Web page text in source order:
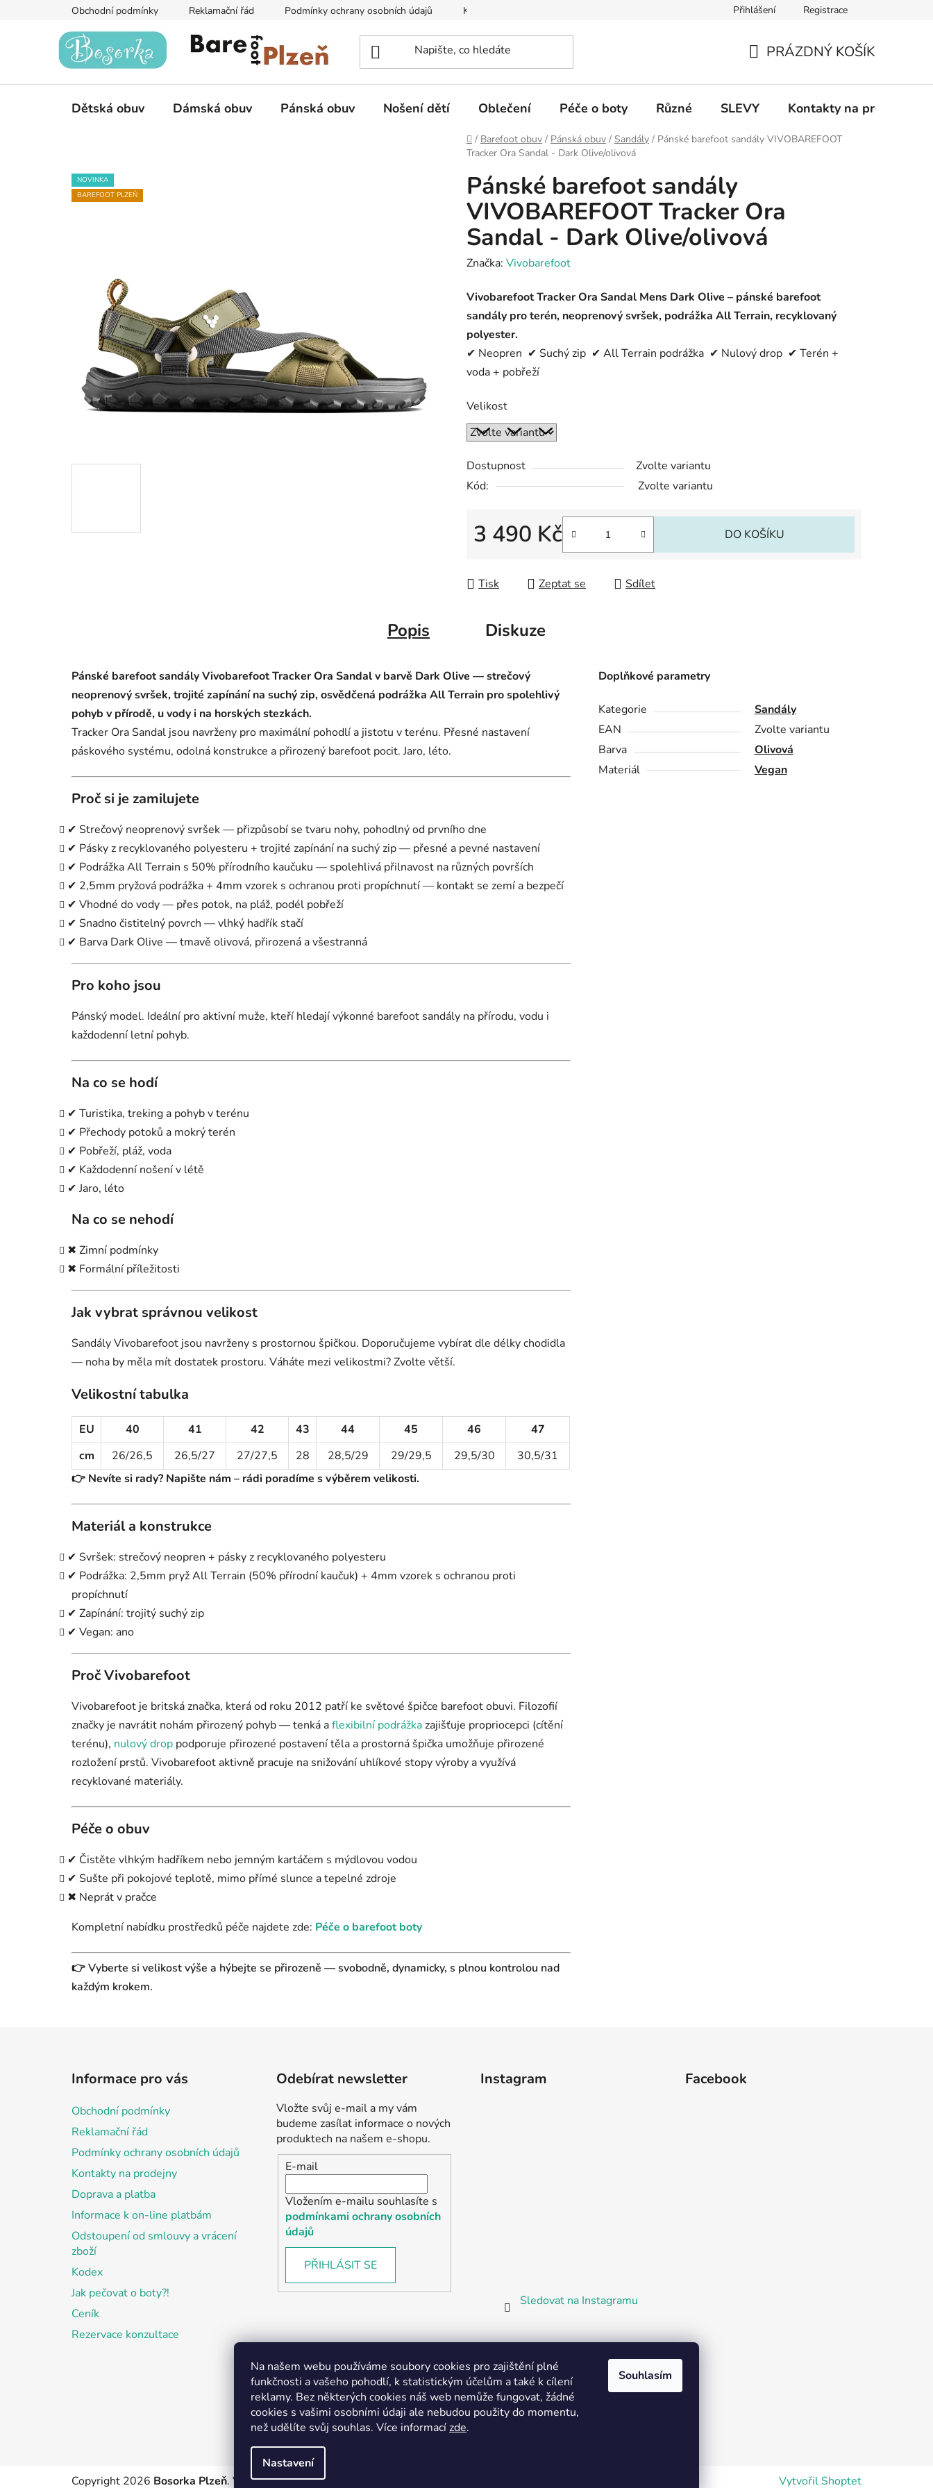
Na našem webu používáme soubory cookies pro zajištění plné
funkčnosti a vašeho pohodlí, k statistickým účelům a také k cílení
reklamy. Bez některých cookies náš web nemůže fungovat, žádné
cookies s vašimi osobními údaji ale nebudou použity do momentu,
než udělíte svůj souhlas. Více informacízde.
Nastavení
Souhlasím
Obchodní podmínky Reklamační řád Podmínky ochrany osobních údajů Kontakty na prodejny Informace k on-line platbám Odstoupení od
Přihlášení Registrace
KOŠÍK
PRÁZDNÝ KOŠÍK
Dětská obuv Dámská obuv Pánská obuv Nošení dětí Oblečení Péče o boty Různé SLEVY Kontakty na prodejny
Domů
/ Barefoot obuv / Pánská obuv / Sandály / Pánské barefoot sandály VIVOBAREFOOT
Tracker Ora Sandal - Dark Olive/olivová
Pánské barefoot sandály
VIVOBAREFOOT Tracker Ora
Sandal - Dark Olive/olivová
Značka: Vivobarefoot
Vivobarefoot Tracker Ora Sandal Mens Dark Olive – pánské barefoot
sandály pro terén, neoprenový svršek, podrážka All Terrain, recyklovaný
polyester.
✔ Neopren ✔ Suchý zip ✔ All Terrain podrážka ✔ Nulový drop ✔ Terén +
voda + pobřeží
Velikost
Dostupnost
Zvolte variantu
Kód:
Zvolte variantu
3 490 Kč DO KOŠÍKU
Tisk Zeptat se Sdílet
NOVINKA
BAREFOOT PLZEŇ
Popis Diskuze
Pánské barefoot sandály Vivobarefoot Tracker Ora Sandal v barvě Dark Olive — strečový
neoprenový svršek, trojité zapínání na suchý zip, osvědčená podrážka All Terrain pro spolehlivý
pohyb v přírodě, u vody i na horských stezkách.
Tracker Ora Sandal jsou navrženy pro maximální pohodlí a jistotu v terénu. Přesné nastavení
páskového systému, odolná konstrukce a přirozený barefoot pocit. Jaro, léto.
Proč si je zamilujete
✔ Strečový neoprenový svršek — přizpůsobí se tvaru nohy, pohodlný od prvního dne
✔ Pásky z recyklovaného polyesteru + trojité zapínání na suchý zip — přesné a pevné nastavení
✔ Podrážka All Terrain s 50% přírodního kaučuku — spolehlivá přilnavost na různých površích
✔ 2,5mm pryžová podrážka + 4mm vzorek s ochranou proti propíchnutí — kontakt se zemí a bezpečí
✔ Vhodné do vody — přes potok, na pláž, podél pobřeží
✔ Snadno čistitelný povrch — vlhký hadřík stačí
✔ Barva Dark Olive — tmavě olivová, přirozená a všestranná
Pro koho jsou
Pánský model. Ideální pro aktivní muže, kteří hledají výkonné barefoot sandály na přírodu, vodu i
každodenní letní pohyb.
Na co se hodí
✔ Turistika, treking a pohyb v terénu
✔ Přechody potoků a mokrý terén
✔ Pobřeží, pláž, voda
✔ Každodenní nošení v létě
✔ Jaro, léto
Na co se nehodí
✖ Zimní podmínky
✖ Formální příležitosti
Jak vybrat správnou velikost
Sandály Vivobarefoot jsou navrženy s prostornou špičkou. Doporučujeme vybírat dle délky chodidla
— noha by měla mít dostatek prostoru. Váháte mezi velikostmi? Zvolte větší.
Velikostní tabulka
EU 40 41 42 43 44 45 46
47
cm
26/26,5 26,5/27 27/27,5 28 28,5/29 29/29,5 29,5/30
30,5/31
👉 Nevíte si rady? Napište nám – rádi poradíme s výběrem velikosti.
Materiál a konstrukce
✔ Svršek: strečový neopren + pásky z recyklovaného polyesteru
✔ Podrážka: 2,5mm pryž All Terrain (50% přírodní kaučuk) + 4mm vzorek s ochranou proti
propíchnutí
✔ Zapínání: trojitý suchý zip
✔ Vegan: ano
Proč Vivobarefoot
Vivobarefoot je britská značka, která od roku 2012 patří ke světové špičce barefoot obuvi. Filozofií
značky je navrátit nohám přirozený pohyb — tenká aflexibilní podrážkazajišťuje propriocepci (cítění
terénu), nulový drop podporuje přirozené postavení těla a prostorná špička umožňuje přirozené
rozložení prstů. Vivobarefoot aktivně pracuje na snižování uhlíkové stopy výroby a využívá
recyklované materiály.
Péče o obuv
✔ Čistěte vlhkým hadříkem nebo jemným kartáčem s mýdlovou vodou
✔ Sušte při pokojové teplotě, mimo přímé slunce a tepelné zdroje
✖ Neprát v pračce
Kompletní nabídku prostředků péče najdete zde: Péče o barefoot boty
👉 Vyberte si velikost výše a hýbejte se přirozeně — svobodně, dynamicky, s plnou kontrolou nad
každým krokem.
Doplňkové parametry
Kategorie
Sandály
EAN
Zvolte variantu
Barva
Olivová
Materiál
Vegan
Informace pro vás
Obchodní podmínky
Reklamační řád
Podmínky ochrany osobních údajů
Kontakty na prodejny
Doprava a platba
Informace k on-line platbám
Odstoupení od smlouvy a vrácení
zboží
Kodex
Jak pečovat o boty?!
Ceník
Rezervace konzultace
Odebírat newsletter
Vložte svůj e-mail a my vám
budeme zasílat informace o nových
produktech na našem e-shopu.
E-mail
Vložením e-mailu souhlasíte s
podmínkami ochrany osobních
údajů
PŘIHLÁSIT SE
Instagram
Sledovat na Instagramu
Facebook
Partnerská prodejna Barefoot Plzeň
Vytvořil Shoptet
Copyright 2026 Bosorka Plzeň. Všechna práva vyhrazena.